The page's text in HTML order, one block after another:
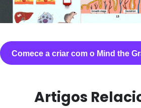
Comece a criar com o Mind the
Artigos